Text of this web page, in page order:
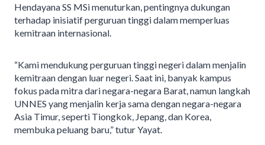
Hendayana SS MSi menuturkan, pentingnya dukungan
terhadap inisiatif perguruan tinggi dalam memperluas
kemitraan internasional.
“Kami mendukung perguruan tinggi negeri dalam menjalin
kemitraan dengan luar negeri. Saat ini, banyak kampus
fokus pada mitra dari negara-negara Barat, namun langkah
UNNES yang menjalin kerja sama dengan negara-negara
Asia Timur, seperti Tiongkok, Jepang, dan Korea,
membuka peluang baru,” tutur Yayat.